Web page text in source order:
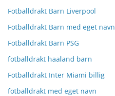
Fotballdrakt Barn Liverpool
Fotballdrakt Barn med eget navn
Fotballdrakt Barn PSG
fotballdrakt haaland barn
Fotballdrakt Inter Miami billig
fotballdrakt med eget navn